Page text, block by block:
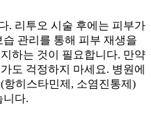
. 리투오 시술 후에는 피부가
관리를 통해 피부 재생을
하는 것이 필요합니다. 만약
도 걱정하지 마세요. 병원에
히스타민제, 소염진통제)
니다.